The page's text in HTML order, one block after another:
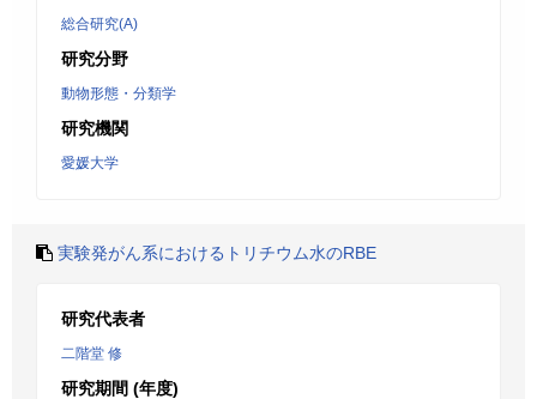
総合研究(A)
研究分野
動物形態・分類学
研究機関
愛媛大学
実験発がん系におけるトリチウム水のRBE
研究代表者
二階堂 修
研究期間 (年度)